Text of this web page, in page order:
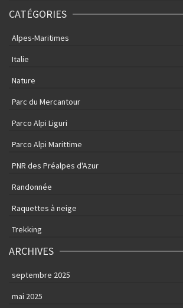
CATÉGORIES
Alpes-Maritimes
Italie
Nature
Parc du Mercantour
Parco Alpi Liguri
Parco Alpi Marittime
PNR des Préalpes d'Azur
Randonnée
Raquettes à neige
Trekking
ARCHIVES
septembre 2025
mai 2025